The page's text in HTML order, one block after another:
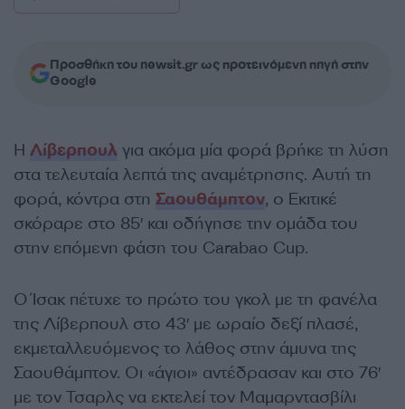
Προσθήκη του newsit.gr ως προτεινόμενη πηγή στην
Google
Η Λίβερπουλ για ακόμα μία φορά βρήκε τη λύση
στα τελευταία λεπτά της αναμέτρησης. Αυτή τη
φορά, κόντρα στη Σαουθάμπτον, ο Εκιτικέ
σκόραρε στο 85′ και οδήγησε την ομάδα του
στην επόμενη φάση του Carabao Cup.
Ο Ίσακ πέτυχε το πρώτο του γκολ με τη φανέλα
της Λίβερπουλ στο 43′ με ωραίο δεξί πλασέ,
εκμεταλλευόμενος το λάθος στην άμυνα της
Σαουθάμπτον. Οι «άγιοι» αντέδρασαν και στο 76′
με τον Τσαρλς να εκτελεί τον Μαμαρντασβίλι